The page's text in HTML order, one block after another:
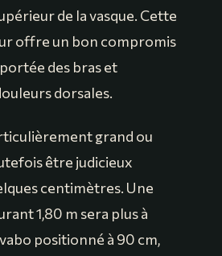
de la vasque. Cette
offre un bon compromis
des bras et
dorsales.
grand ou
être judicieux
centimètres. Une
1,80 m sera plus à
positionné à 90 cm,